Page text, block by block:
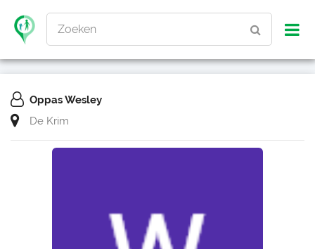
Zoeken
Oppas Wesley
De Krim